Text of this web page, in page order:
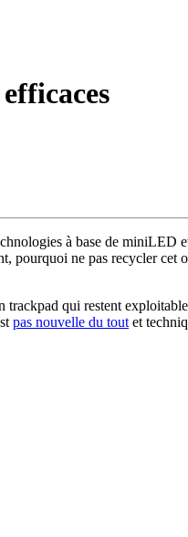
à base de miniLED
pourquoi ne pas recycler cet
qui restent
pas nouvelle du tout et